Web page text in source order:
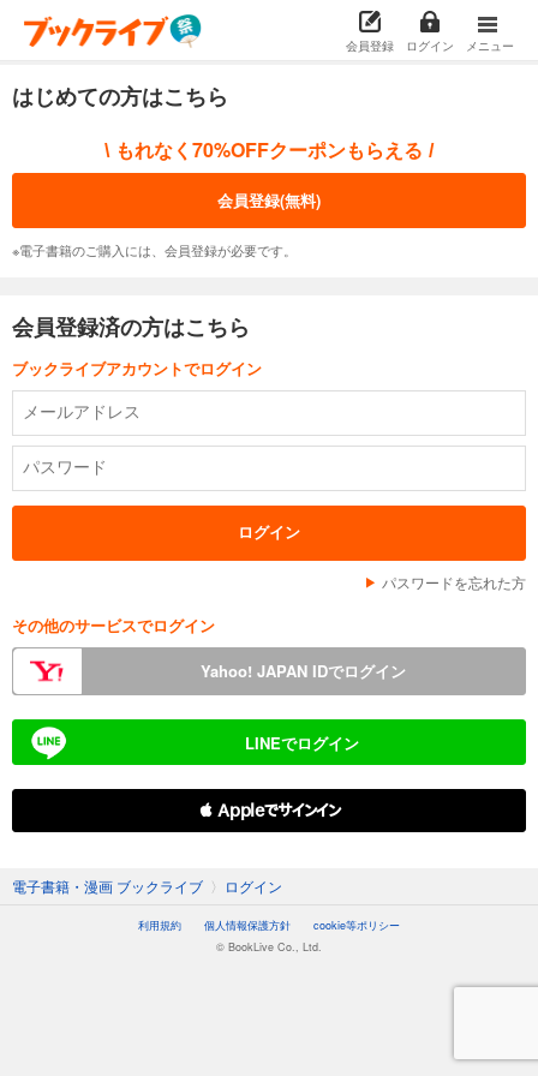
会員登録 ログイン メニュー
はじめての方はこちら
\ もれなく70%OFFクーポンもらえる /
会員登録(無料)
※電子書籍のご購入には、会員登録が必要です。
会員登録済の方はこちら
ブックライブアカウントでログイン
パスワードを忘れた方
その他のサービスでログイン
Yahoo! JAPAN IDでログイン
LINEでログイン
 Appleでサインイン
電子書籍・漫画 ブックライブ 〉 ログイン
利用規約 個人情報保護方針
cookie等ポリシー
© BookLive Co., Ltd.